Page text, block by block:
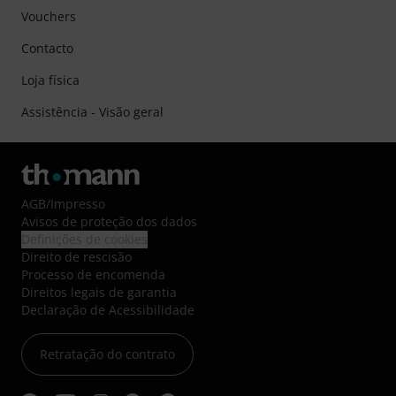
Vouchers
Contacto
Loja física
Assistência - Visão geral
AGB/Impresso
Avisos de proteção dos dados
Direito de rescisão
Processo de encomenda
Direitos legais de garantia
Declaração de Acessibilidade
Retratação do contrato